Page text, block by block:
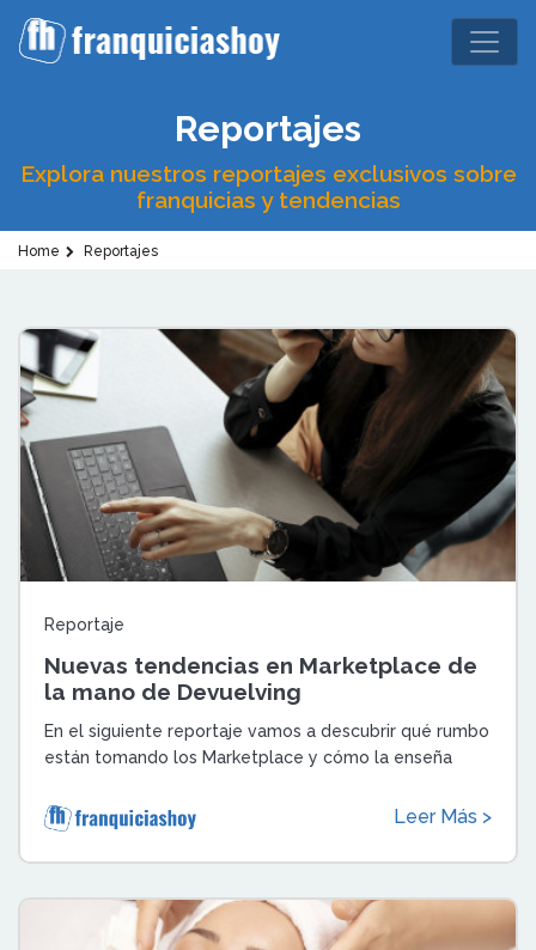
Reportajes
Explora nuestros reportajes exclusivos sobre
franquicias y tendencias
Home Reportajes
Reportaje
Nuevas tendencias en Marketplace de
la mano de Devuelving
En el siguiente reportaje vamos a descubrir qué rumbo
están tomando los Marketplace y cómo la enseña
Leer Más >